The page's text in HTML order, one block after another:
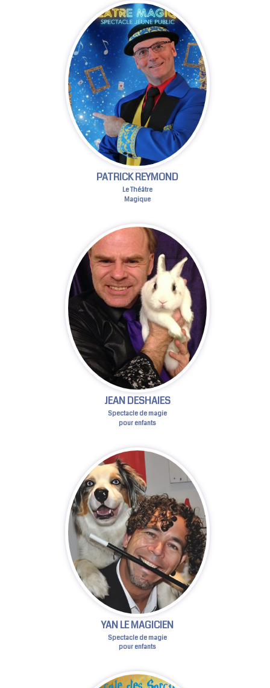
PATRICK REYMOND
Le Théâtre
Magique
JEAN DESHAIES
Spectacle de magie
pour enfants
YAN LE MAGICIEN
Spectacle de magie
pour enfants